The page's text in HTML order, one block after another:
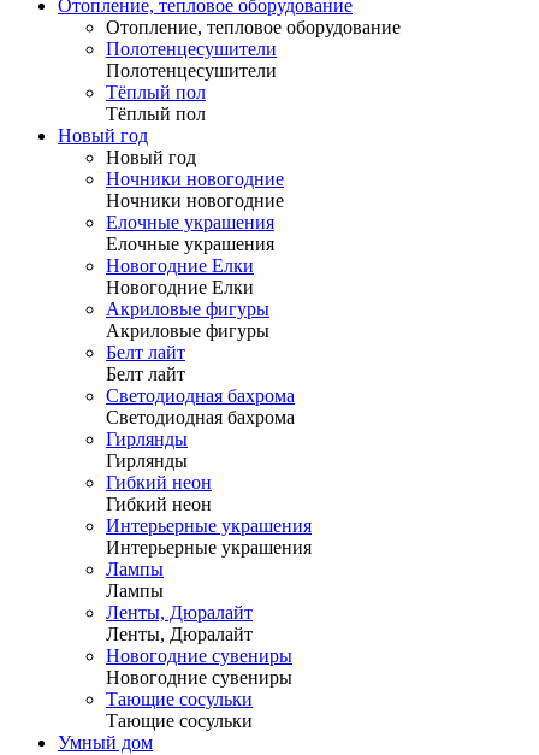
Отопление, тепловое оборудование
Отопление, тепловое оборудование
Полотенцесушители
Полотенцесушители
Тёплый пол
Тёплый пол
Новый год
Новый год
Ночники новогодние
Ночники новогодние
Елочные украшения
Елочные украшения
Новогодние Елки
Новогодние Елки
Акриловые фигуры
Акриловые фигуры
Белт лайт
Белт лайт
Светодиодная бахрома
Светодиодная бахрома
Гирлянды
Гирлянды
Гибкий неон
Гибкий неон
Интерьерные украшения
Интерьерные украшения
Лампы
Лампы
Ленты, Дюралайт
Ленты, Дюралайт
Новогодние сувениры
Новогодние сувениры
Тающие сосульки
Тающие сосульки
Умный дом